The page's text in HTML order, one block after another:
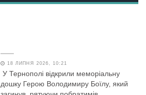
18 ЛИПНЯ 2026, 10:21
У Тернополі відкрили меморіальну
дошку Герою Володимиру Боїлу, який